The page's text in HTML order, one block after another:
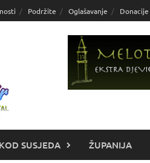
Podržite Oglašavanje Donacije
KOD SUSJEDA ŽUPANIJA